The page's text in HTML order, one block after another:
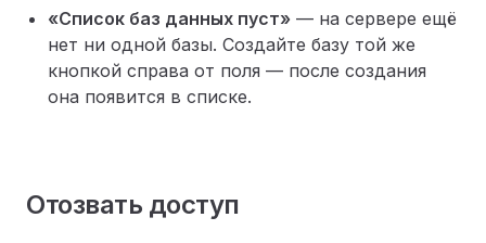
«Список баз данных пуст» — на сервере ещё
нет ни одной базы. Создайте базу той же
кнопкой справа от поля — после создания
она появится в списке.
Отозвать доступ